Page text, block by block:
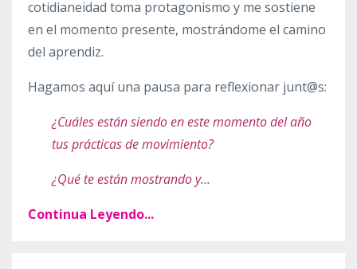
cotidianeidad toma protagonismo y me sostiene
en el momento presente, mostrándome el camino
del aprendiz.
Hagamos aquí una pausa para reflexionar junt@s:
¿Cuáles están siendo en este momento del año
tus prácticas de movimiento?
¿Qué te están mostrando y...
Continua Leyendo...